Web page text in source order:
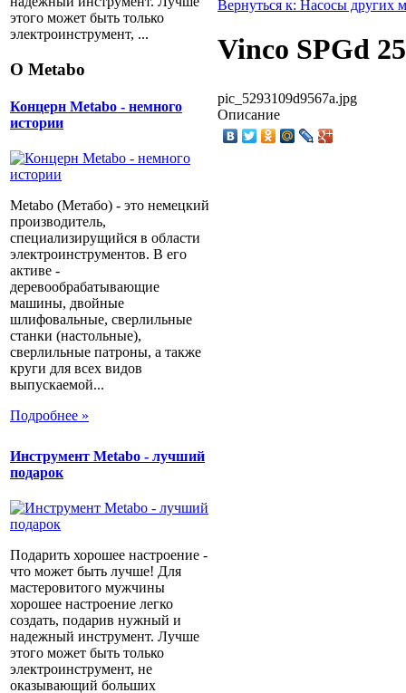
этого может быть только
электроинструмент, ...
О Metabo
Концерн Metabo - немного
истории
Metabo (Метабо) - это немецкий
производитель,
специализирущийся в области
электроинструментов. В его
активе -
деревообрабатывающие
машины, двойные
шлифовальные, сверлильные
станки (настольные),
сверлильные патроны, а также
круги для всех видов
выпускаемой...
Подробнее »
Инструмент Metabo - лучший
подарок
Подарить хорошее настроение -
что может быть лучше! Для
мастеровитого мужчины
хорошее настроение легко
создать, подарив нужный и
надежный инструмент. Лучше
этого может быть только
электроинструмент, не
оказывающий больших
Вернуться к: Насосы других
Vinco SPGd
pic_5293109d9567a.jpg
Описание